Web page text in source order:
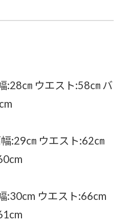
:28㎝ ウエスト:58㎝ バ
幅:29㎝ ウエスト:62㎝
:30cm ウエスト:66cm